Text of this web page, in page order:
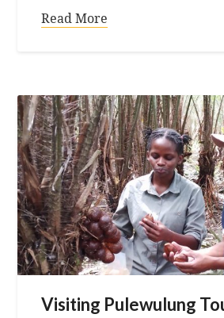
Read More
Visiting Pulewulung